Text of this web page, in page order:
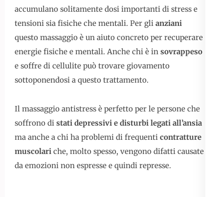
accumulano solitamente dosi importanti di stress e
tensioni sia fisiche che mentali. Per gli anziani
questo massaggio è un aiuto concreto per recuperare
energie fisiche e mentali. Anche chi è in sovrappeso
e soffre di cellulite può trovare giovamento
sottoponendosi a questo trattamento.
Il massaggio antistress è perfetto per le persone che
soffrono di stati depressivi e disturbi legati all’ansia
ma anche a chi ha problemi di frequenti contratture
muscolari che, molto spesso, vengono difatti causate
da emozioni non espresse e quindi represse.